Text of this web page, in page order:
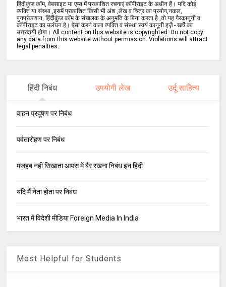
हिंदीकुंज.कॉम, वेबसाइट या एप्स में प्रकाशित रचनाएं कॉपीराइट के अधीन हैं। यदि कोई
व्यक्ति या संस्था ,इसमें प्रकाशित किसी भी अंश ,लेख व चित्र का प्रयोग,नकल,
पुनर्प्रकाशन, हिंदीकुंज.कॉम के संचालक के अनुमति के बिना करता है ,तो यह गैरकानूनी व
कॉपीराइट का उलंघन है। ऐसा करने वाला व्यक्ति व संस्था स्वयं कानूनी हर्ज़े - खर्चे का
उत्तरदायी होगा। All content on this website is copyrighted. Do not copy
any data from this website without permission. Violations will attract
legal penalties.
हिंदी निबंध उपयोगी लेख उर्दू साहित्य
वाहन प्रदूषण पर निबंध
पर्वतारोहण पर निबंध
मजहब नहीं सिखाता आपस में बैर रखना निबंध इन हिंदी
यदि मैं नेता होता पर निबंध
भारत में विदेशी मीडिया Foreign Media In India
Most Helpful for Students